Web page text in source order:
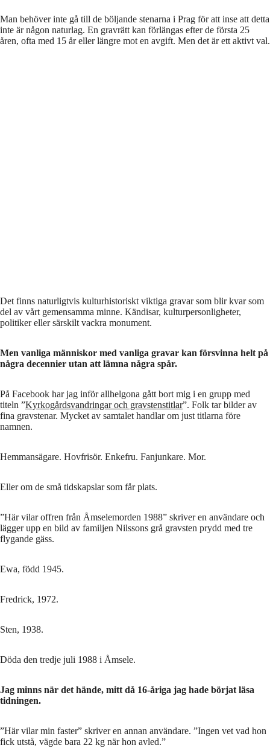
Man behöver inte gå till de böljande stenarna i Prag för att inse att detta
inte är någon naturlag. En gravrätt kan förlängas efter de första 25
åren, ofta med 15 år eller längre mot en avgift. Men det är ett aktivt val.
Det finns naturligtvis kulturhistoriskt viktiga gravar som blir kvar som
del av vårt gemensamma minne. Kändisar, kulturpersonligheter,
politiker eller särskilt vackra monument.
Men vanliga människor med vanliga gravar kan försvinna helt på
några decennier utan att lämna några spår.
På Facebook har jag inför allhelgona gått bort mig i en grupp med
titeln ”Kyrkogårdsvandringar och gravstenstitlar”. Folk tar bilder av
fina gravstenar. Mycket av samtalet handlar om just titlarna före
namnen.
Hemmansägare. Hovfrisör. Enkefru. Fanjunkare. Mor.
Eller om de små tidskapslar som får plats.
”Här vilar offren från Åmselemorden 1988” skriver en användare och
lägger upp en bild av familjen Nilssons grå gravsten prydd med tre
flygande gäss.
Ewa, född 1945.
Fredrick, 1972.
Sten, 1938.
Döda den tredje juli 1988 i Åmsele.
Jag minns när det hände, mitt då 16-åriga jag hade börjat läsa
tidningen.
”Här vilar min faster” skriver en annan användare. ”Ingen vet vad hon
fick utstå, vägde bara 22 kg när hon avled.”